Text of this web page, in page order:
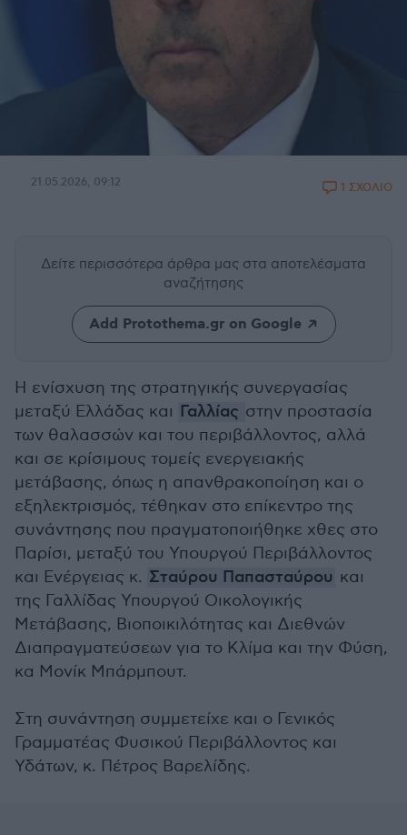
21.05.2026, 09:12 1 ΣΧΟΛΙΟ
Δείτε περισσότερα άρθρα μας στα αποτελέσματα
αναζήτησης
Add Protothema.gr on Google
Η ενίσχυση της στρατηγικής συνεργασίας
μεταξύ Ελλάδας και Γαλλίας στην προστασία
των θαλασσών και του περιβάλλοντος, αλλά
και σε κρίσιμους τομείς ενεργειακής
μετάβασης, όπως η απανθρακοποίηση και ο
εξηλεκτρισμός, τέθηκαν στο επίκεντρο της
συνάντησης που πραγματοποιήθηκε χθες στο
Παρίσι, μεταξύ του Υπουργού Περιβάλλοντος
και Ενέργειας κ. Σταύρου Παπασταύρου και
της Γαλλίδας Υπουργού Οικολογικής
Μετάβασης, Βιοποικιλότητας και Διεθνών
Διαπραγματεύσεων για το Κλίμα και την Φύση,
κα Μονίκ Μπάρμπουτ.
Στη συνάντηση συμμετείχε και ο Γενικός
Γραμματέας Φυσικού Περιβάλλοντος και
Υδάτων, κ. Πέτρος Βαρελίδης.